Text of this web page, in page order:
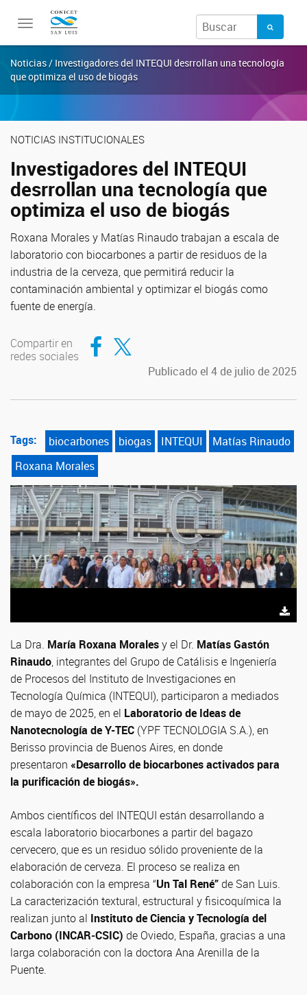
Toggle
Noticias / Investigadores del INTEQUI desrrollan una tecnología
que optimiza el uso de biogás
NOTICIAS INSTITUCIONALES
Investigadores del INTEQUI
desrrollan una tecnología que
optimiza el uso de biogás
Roxana Morales y Matías Rinaudo trabajan a escala de
laboratorio con biocarbones a partir de residuos de la
industria de la cerveza, que permitirá reducir la
contaminación ambiental y optimizar el biogás como
fuente de energía.
Compartir en
redes sociales
Compartir en Facebook
Compartir en Twitter
Publicado el 4 de julio de 2025
Tags: biocarbones biogas INTEQUI
Matías Rinaudo
Roxana Morales
La Dra. María Roxana Moralesy el Dr. Matías Gastón
Rinaudo, integrantes del Grupo de Catálisis e Ingeniería
de Procesos del Instituto de Investigaciones en
Tecnología Química (INTEQUI), participaron a mediados
de mayo de 2025, en el Laboratorio de Ideas de
Nanotecnología de Y-TEC (YPF TECNOLOGIA S.A.), en
Berisso provincia de Buenos Aires, en donde
presentaron «Desarrollo de biocarbones activados para
la purificación de biogás».
Ambos científicos del INTEQUI están desarrollando a
escala laboratorio biocarbones a partir del bagazo
cervecero, que es un residuo sólido proveniente de la
elaboración de cerveza. El proceso se realiza en
colaboración con la empresa “Un Tal René”de San Luis.
La caracterización textural, estructural y fisicoquímica la
realizan junto al Instituto de Ciencia y Tecnología del
Carbono (INCAR‑CSIC) de Oviedo, España, gracias a una
larga colaboración con la doctora Ana Arenilla de la
Puente.